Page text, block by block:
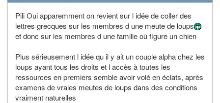
Pili Oui apparemment on revient sur l idée de coller des
lettres grecques sur les membres d une meute de loups
et donc sur les membres d une famille où figure un chien
Plus sérieusement l idée qu il y ait un couple alpha chez les
loups ayant tous les droits et l accès à toutes les
ressources en premiers semble avoir volé en éclats, après
examens de vraies meutes de loups dans des conditions
vraiment naturelles